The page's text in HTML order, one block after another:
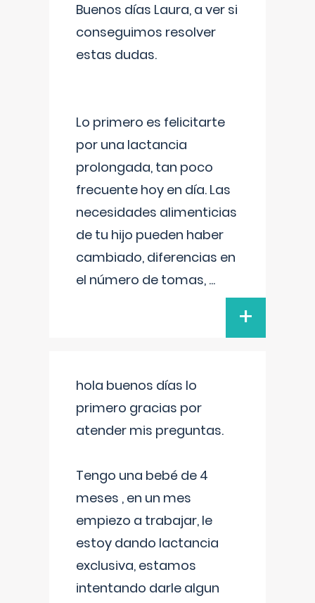
Buenos días Laura, a ver si
conseguimos resolver
estas dudas.
Lo primero es felicitarte
por una lactancia
prolongada, tan poco
frecuente hoy en día. Las
necesidades alimenticias
de tu hijo pueden haber
cambiado, diferencias en
el número de tomas, ...
+
hola buenos días lo
primero gracias por
atender mis preguntas.
Tengo una bebé de 4
meses , en un mes
empiezo a trabajar, le
estoy dando lactancia
exclusiva, estamos
intentando darle algun